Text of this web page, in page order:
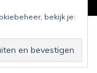
bekijk je: